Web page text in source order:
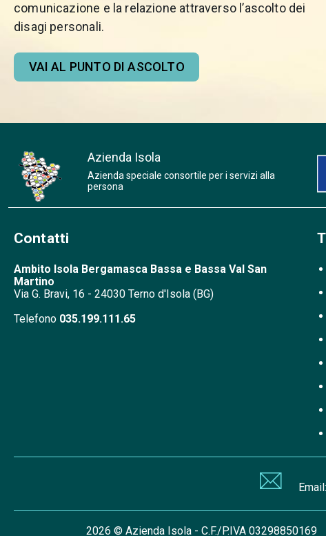
comunicazione e la relazione attraverso l’ascolto dei
disagi personali.
VAI AL PUNTO DI ASCOLTO
Azienda Isola
Azienda speciale consortile per i servizi alla
persona
Contatti
Ambito Isola Bergamasca Bassa e Bassa Val San
Martino
Via G. Bravi, 16 - 24030 Terno d'Isola (BG)
Telefono 035.199.111.65
Email:
2026 © Azienda Isola - C.F./P.IVA 03298850169